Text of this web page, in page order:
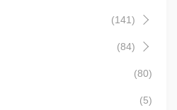
(141)
(84)
(80)
(5)